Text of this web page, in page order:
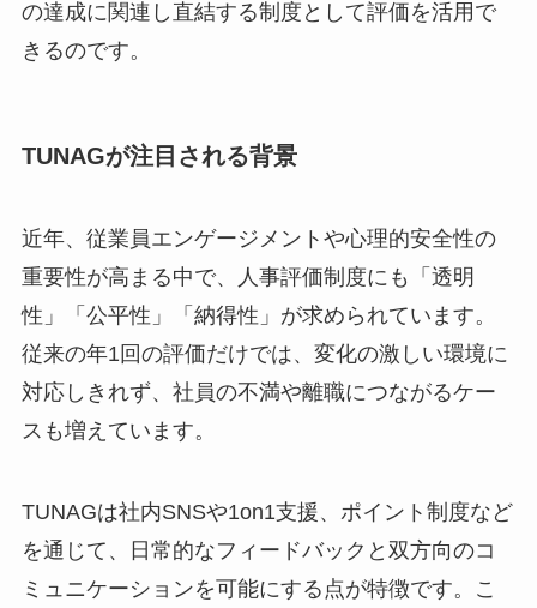
の達成に関連し直結する制度として評価を活用で
きるのです。
TUNAGが注目される背景
近年、従業員エンゲージメントや心理的安全性の
重要性が高まる中で、人事評価制度にも「透明
性」「公平性」「納得性」が求められています。
従来の年1回の評価だけでは、変化の激しい環境に
対応しきれず、社員の不満や離職につながるケー
スも増えています。
TUNAGは社内SNSや1on1支援、ポイント制度など
を通じて、日常的なフィードバックと双方向のコ
ミュニケーションを可能にする点が特徴です。こ